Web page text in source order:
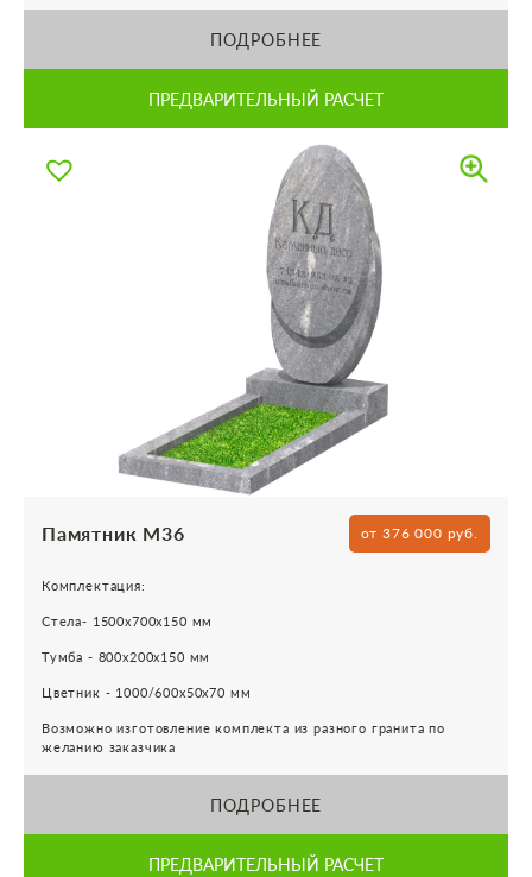
ПОДРОБНЕЕ
ПРЕДВАРИТЕЛЬНЫЙ РАСЧЕТ
Памятник М36 от 376 000 руб.
Комплектация:
Стела- 1500х700х150 мм
Тумба - 800х200х150 мм
Цветник - 1000/600х50х70 мм
Возможно изготовление комплекта из разного гранита по
желанию заказчика
ПОДРОБНЕЕ
ПРЕДВАРИТЕЛЬНЫЙ РАСЧЕТ